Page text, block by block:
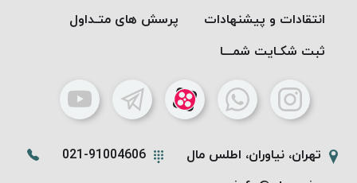
انتقادات و پیشنهادات
پرسش های متـداول
ثبت شکـایت شمـــا
تهران، نیاوران، اطلس مال
021-91004606